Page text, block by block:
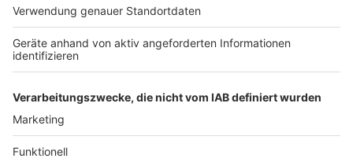
lachen kann. Aber hört selbst, wie es dazu gekommen
ist, dass Rea Garvey plötzlich hinter "irischen Gardinen"
landete.
Anzeige